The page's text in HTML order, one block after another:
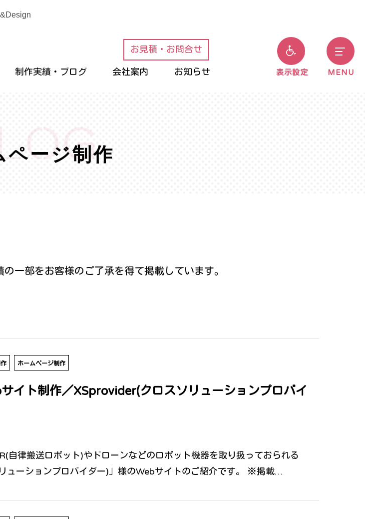
制作実績・ブログ 会社案内 お知らせ
お見積・お問合せ
表示設定 MENU
ページ制作
一部をお客様のご了承を得て掲載しています。
ホームページ制作
サイト制作／XSprovider(クロスソリューションプロバイ
自律搬送ロボット)やドローンなどのロボット機器を取り扱っておられる
ューションプロバイダー)」様のWebサイトのご紹介です。 ※掲載…